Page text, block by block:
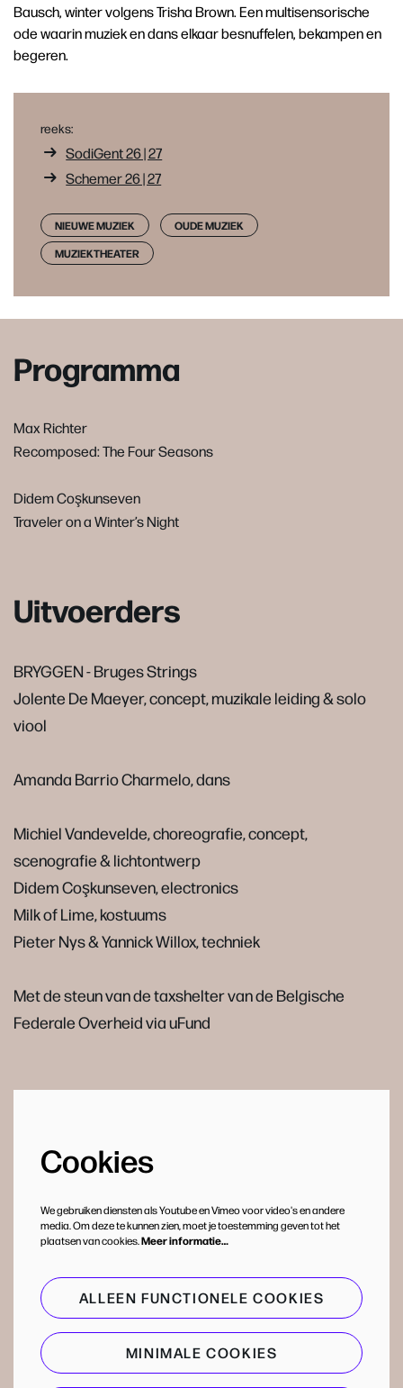
Bausch, winter volgens Trisha Brown. Een multisensorische
ode waarin muziek en dans elkaar besnuffelen, bekampen en
begeren.
reeks:
SodiGent 26 | 27
Schemer 26 | 27
NIEUWE MUZIEK
OUDE MUZIEK
MUZIEKTHEATER
Programma
Max Richter
Recomposed: The Four Seasons
Didem Coşkunseven
Traveler on a Winter’s Night
Uitvoerders
BRYGGEN - Bruges Strings
Jolente De Maeyer, concept, muzikale leiding & solo
viool
Amanda Barrio Charmelo, dans
Michiel Vandevelde, choreografie, concept,
scenografie & lichtontwerp
Didem Coşkunseven, electronics
Milk of Lime, kostuums
Pieter Nys & Yannick Willox, techniek
Met de steun van de taxshelter van de Belgische
Federale Overheid via uFund
Cookies
We gebruiken diensten als Youtube en Vimeo voor video's en andere
media. Om deze te kunnen zien, moet je toestemming geven tot het
plaatsen van cookies.Meer informatie…
ALLEEN FUNCTIONELE COOKIES
MINIMALE COOKIES